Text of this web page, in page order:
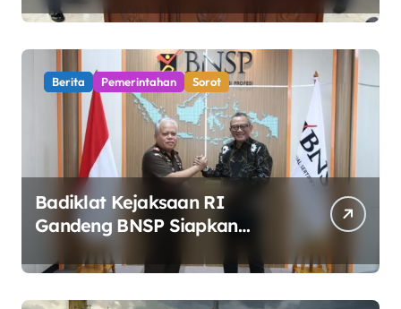
Berita Pemerintahan Sorot
Badiklat Kejaksaan RI
Gandeng BNSP Siapkan
Sertifikasi Profesi Jaksa